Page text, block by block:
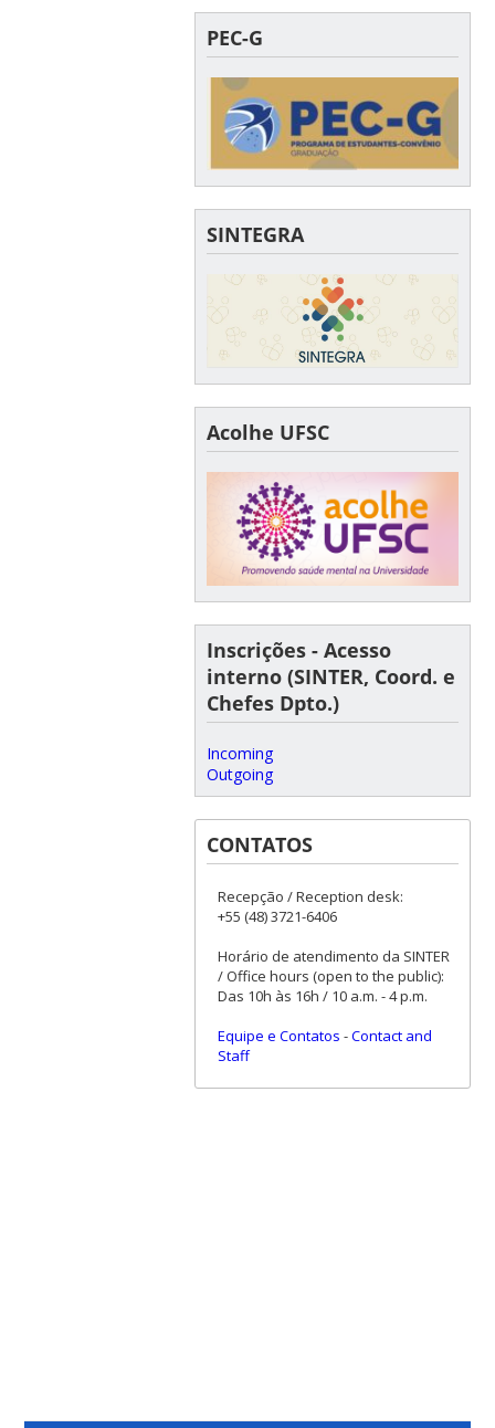
PEC-G
SINTEGRA
Acolhe UFSC
Inscrições - Acesso
interno (SINTER, Coord. e
Chefes Dpto.)
Incoming
Outgoing
CONTATOS
Recepção / Reception desk:
+55 (48) 3721-6406
Horário de atendimento da SINTER
/ Office hours (open to the public):
Das 10h às 16h / 10 a.m. - 4 p.m.
Equipe e Contatos -Contact and
Staff